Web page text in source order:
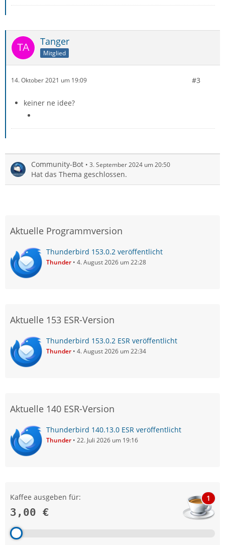
Tanger
Mitglied
14. Oktober 2021 um 19:09 #3
keiner ne idee?
Community-Bot 3. September 2024 um 20:50
Hat das Thema geschlossen.
Aktuelle Programmversion
Thunderbird 153.0.2 veröffentlicht
Thunder 4. August 2026 um 22:28
Aktuelle 153 ESR-Version
Thunderbird 153.0.2 ESR veröffentlicht
Thunder 4. August 2026 um 22:34
Aktuelle 140 ESR-Version
Thunderbird 140.13.0 ESR veröffentlicht
Thunder 22. Juli 2026 um 19:16
Kaffee ausgeben für:
3,00 €
1